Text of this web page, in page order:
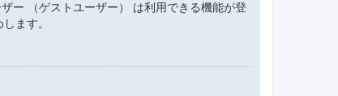
ー （ゲストユーザー） は利用できる機能が登
ます。